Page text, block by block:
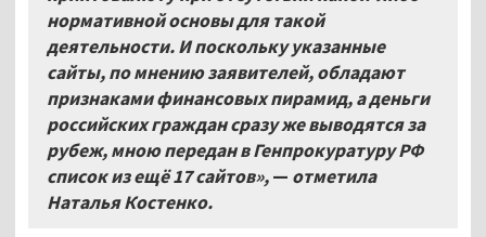
нормативной основы для такой
деятельности. И поскольку указанные
сайты, по мнению заявителей, обладают
признаками финансовых пирамид, а деньги
российских граждан сразу же выводятся за
рубеж, мною передан в Генпрокуратуру РФ
список из ещё 17 сайтов»,— отметила
Наталья Костенко.